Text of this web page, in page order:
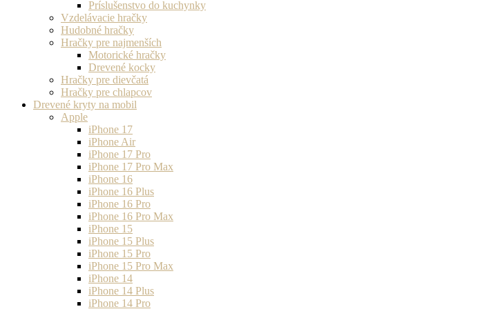
Príslušenstvo do kuchynky
Vzdelávacie hračky
Hudobné hračky
Hračky pre najmenších
Motorické hračky
Drevené kocky
Hračky pre dievčatá
Hračky pre chlapcov
Drevené kryty na mobil
Apple
iPhone 17
iPhone Air
iPhone 17 Pro
iPhone 17 Pro Max
iPhone 16
iPhone 16 Plus
iPhone 16 Pro
iPhone 16 Pro Max
iPhone 15
iPhone 15 Plus
iPhone 15 Pro
iPhone 15 Pro Max
iPhone 14
iPhone 14 Plus
iPhone 14 Pro